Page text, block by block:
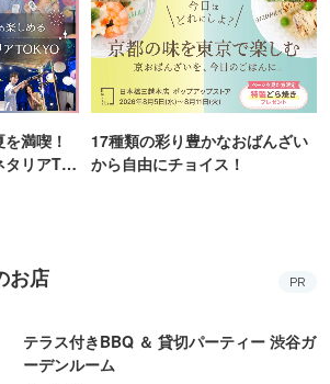
満喫！
タリアTO
17種類の彩り豊かなおばんざい
から自由にチョイス！
お店 PR
テラス付きBBQ ＆ 貸切パーティー 渋谷ガ
ーデンルーム